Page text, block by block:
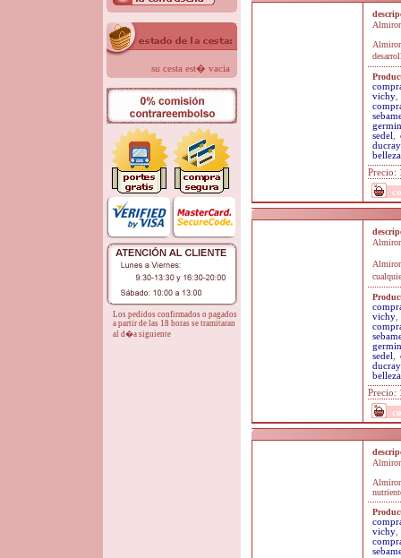
su cesta est� vacia
Los pedidos confirmados o pagados
a partir de las 18 horas se tramitaran
al d�a siguiente
vichy,
sedel
ducray
belleza
Precio:
vichy,
sedel
ducray
belleza
Precio:
vichy,